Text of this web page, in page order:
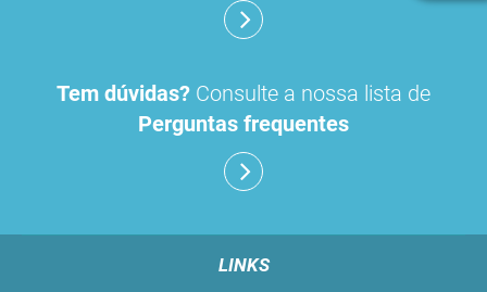
Tem dúvidas? Consulte a nossa lista de
Perguntas frequentes
LINKS